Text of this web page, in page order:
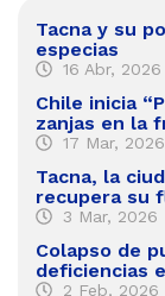
Tacna y su
especias
16 Abr, 2026
Chile inicia
zanjas en la
17 Mar, 2026
Tacna, la
recupera su
3 Mar, 2026
Colapso de
deficiencias
2 Feb, 2026